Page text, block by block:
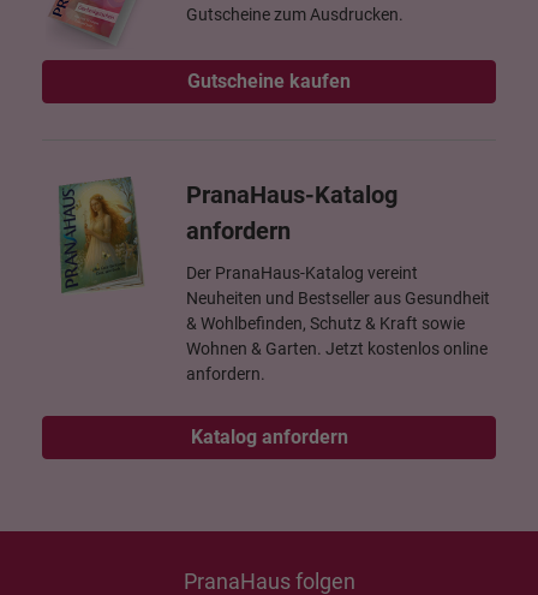
Gutscheine zum Ausdrucken.
Gutscheine kaufen
PranaHaus-Katalog
anfordern
Der PranaHaus-Katalog vereint
Neuheiten und Bestseller aus Gesundheit
& Wohlbefinden, Schutz & Kraft sowie
Wohnen & Garten. Jetzt kostenlos online
anfordern.
Katalog anfordern
PranaHaus folgen